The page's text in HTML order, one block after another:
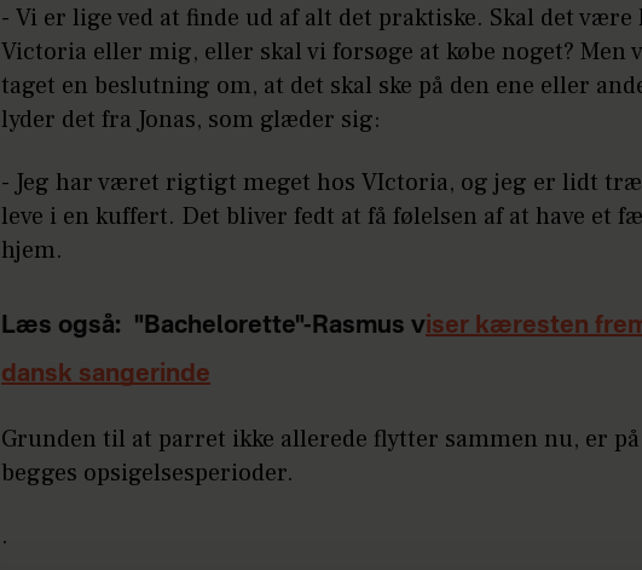
- Vi er lige ved at finde ud af alt det praktiske. Skal det være
Victoria eller mig, eller skal vi forsøge at købe noget? Men
taget en beslutning om, at det skal ske på den ene eller
lyder det fra Jonas, som glæder sig:
- Jeg har været rigtigt meget hos VIctoria, og jeg er lidt
leve i en kuffert. Det bliver fedt at få følelsen af at have et
hjem.
Læs også: "Bachelorette"-Rasmus viser kæresten
dansk sangerinde
Grunden til at parret ikke allerede flytter sammen nu, er
begges opsigelsesperioder.
.